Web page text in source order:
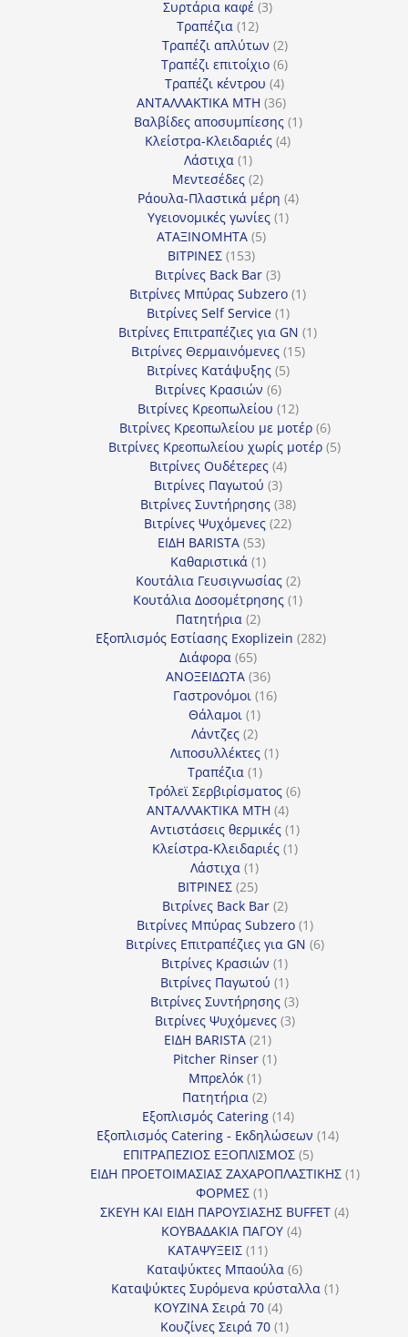
Συρτάρια καφέ 33
Τραπέζια 1212
προϊόντα
Τραπέζι απλύτων 22
προϊόντα
Τραπέζι επιτοίχιο 66
προϊόντα
Τραπέζι κέντρου 44
προϊόντα
ΑΝΤΑΛΛΑΚΤΙΚΑ MTH 3636
προϊόντα
Βαλβίδες αποσυμπίεσης 11
Κλείστρα-Κλειδαριές 44
Λάστιχα 11
προϊόν
Μεντεσέδες 22
προϊόντα
Ράουλα-Πλαστικά μέρη 44
Υγειονομικές γωνίες 11
ΑΤΑΞΙΝΟΜΗΤΑ 55
ΒΙΤΡΙΝΕΣ 153153
προϊόντα
Βιτρίνες Back Bar 33
προϊόντα
Βιτρίνες Mπύρας Subzero 11
Βιτρίνες Self Service 11
προϊόν
Βιτρίνες Επιτραπέζιες για GN 11
Βιτρίνες Θερμαινόμενες 1515
Βιτρίνες Κατάψυξης 55
Βιτρίνες Κρασιών 66
προϊόντα
Βιτρίνες Κρεοπωλείου 1212
προϊόντα
Βιτρίνες Κρεοπωλείου με μοτέρ 66
προϊόντα
Βιτρίνες Κρεοπωλείου χωρίς μοτέρ 55
Βιτρίνες Ουδέτερες 44
προϊόντα
Βιτρίνες Παγωτού 33
προϊόντα
Βιτρίνες Συντήρησης 3838
προϊόντα
Βιτρίνες Ψυχόμενες 2222
ΕΙΔΗ BARISTA 5353
προϊόντα
Καθαριστικά 11
προϊόν
Κουτάλια Γευσιγνωσίας 22
προϊόντα
Κουτάλια Δοσομέτρησης 11
Πατητήρια 22
προϊόντα
Εξοπλισμός Εστίασης Exoplizein 282282
Διάφορα 6565
προϊόντα
ΑΝΟΞΕΙΔΩΤΑ 3636
προϊόντα
Γαστρονόμοι 1616
Θάλαμοι 11
προϊόν
Λάντζες 22
προϊόντα
Λιποσυλλέκτες 11
Τραπέζια 11
προϊόν
Τρόλεϊ Σερβιρίσματος 66
ΑΝΤΑΛΛΑΚΤΙΚΑ MTH 44
προϊόντα
Αντιστάσεις θερμικές 11
προϊόν
Κλείστρα-Κλειδαριές 11
Λάστιχα 11
προϊόν
ΒΙΤΡΙΝΕΣ 2525
προϊόντα
Βιτρίνες Back Bar 22
προϊόντα
Βιτρίνες Mπύρας Subzero 11
προϊόν
Βιτρίνες Επιτραπέζιες για GN 66
Βιτρίνες Κρασιών 11
προϊόν
Βιτρίνες Παγωτού 11
προϊόν
Βιτρίνες Συντήρησης 33
προϊόντα
Βιτρίνες Ψυχόμενες 33
ΕΙΔΗ BARISTA 2121
προϊόντα
Pitcher Rinser 11
Μπρελόκ 11
προϊόν
Πατητήρια 22
προϊόντα
Εξοπλισμός Catering 1414
προϊόντα
Εξοπλισμός Catering - Εκδηλώσεων 1414
ΕΠΙΤΡΑΠΕΖΙΟΣ ΕΞΟΠΛΙΣΜΟΣ 55
προϊόντα
ΕΙΔΗ ΠΡΟΕΤΟΙΜΑΣΙΑΣ ΖΑΧΑΡΟΠΛΑΣΤΙΚΗΣ 11
ΦΟΡΜΕΣ 11
προϊόν
ΣΚΕΥΗ ΚΑΙ ΕΙΔΗ ΠΑΡΟΥΣΙΑΣΗΣ BUFFET 44
ΚΟΥΒΑΔΑΚΙΑ ΠΑΓΟΥ 44
ΚΑΤΑΨΥΞΕΙΣ 1111
προϊόντα
Καταψύκτες Μπαούλα 66
προϊόντα
Καταψύκτες Συρόμενα κρύσταλλα 11
ΚΟΥΖΙΝΑ Σειρά 70 44
προϊόντα
Κουζίνες Σειρά 70 11